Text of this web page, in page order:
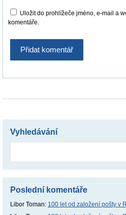
Uložit do prohlížeče jméno, e-mail a
komentáře.
Vyhledávání
Poslední komentáře
Libor Toman: 100 let od založení pošty v